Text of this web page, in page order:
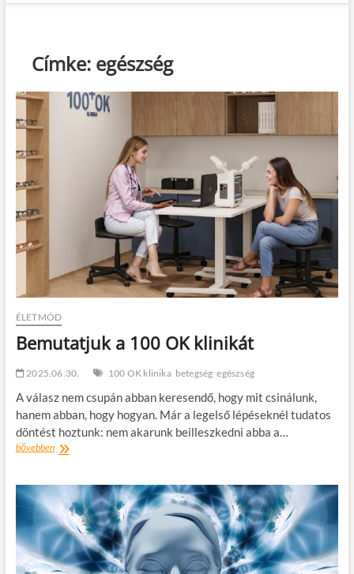
n
Címke: egészség
ÉLETMÓD
Bemutatjuk a 100 OK klinikát
2025.06.30. 100 OK klinika betegség egészség
A válasz nem csupán abban keresendő, hogy mit csinálunk,
hanem abban, hogy hogyan. Már a legelső lépéseknél tudatos
döntést hoztunk: nem akarunk beilleszkedni abba a…
bővebbenBemutatjuk
klinikát